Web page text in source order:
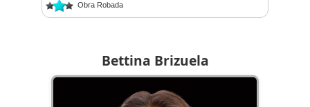
Bettina Brizuela
Obra Robada